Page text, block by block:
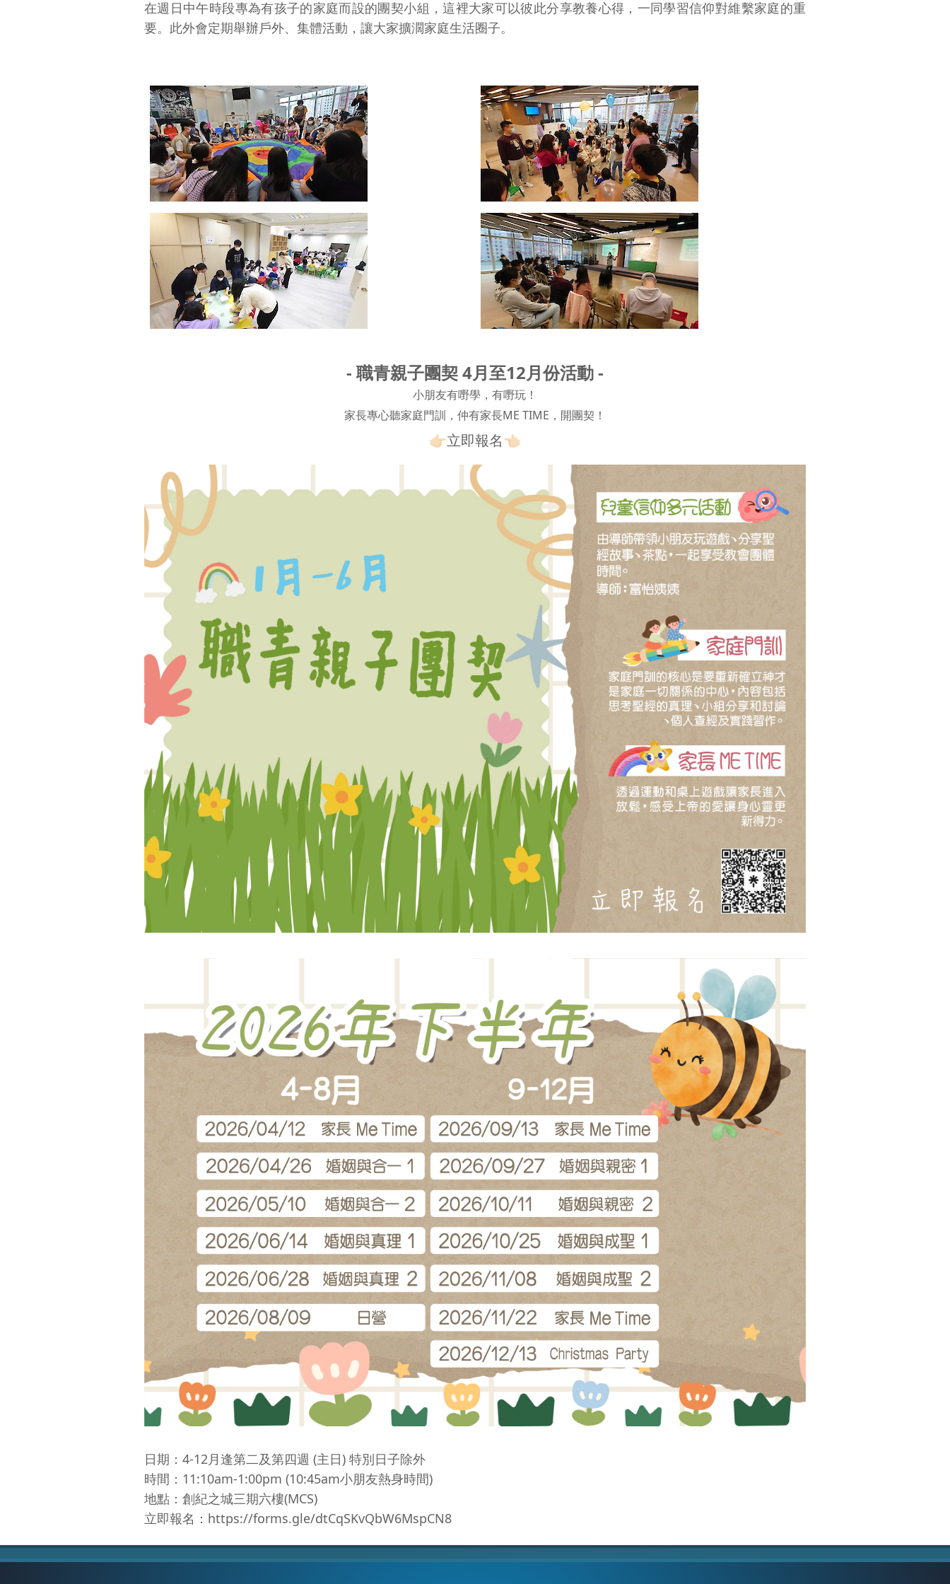
在週日中午時段專為有孩子的家庭而設的團契小組，這裡大家可以彼此分享教養心得，一同學習信仰對維繫家庭的重
要。此外會定期舉辦戶外、集體活動，讓大家擴濶家庭生活圈子。
- 職青親子團契 4月至12月份活動 -
小朋友有嘢學，有嘢玩！
家長專心聽家庭門訓，仲有家長ME TIME，開團契！
👉🏻立即報名👈🏻
日期：4-12月逢第二及第四週 (主日) 特別日子除外
時間：11:10am-1:00pm (10:45am小朋友熱身時間)
地點：創紀之城三期六樓(MCS)
立即報名： https://forms.gle/dtCqSKvQbW6MspCN8